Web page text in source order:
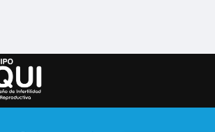
Iqui.ec